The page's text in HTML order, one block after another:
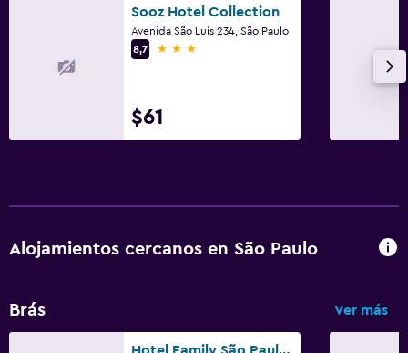
Zona de trabajo
Entretenimiento nocturno
Sooz Hotel Collection
Avenida São Luís 234, São Paulo
8,7
3 estrellas
$61
Alojamientos cercanos en São Paulo
Brás Ver más
Hotel Family São Paulo - No Shopping Family - No Brás